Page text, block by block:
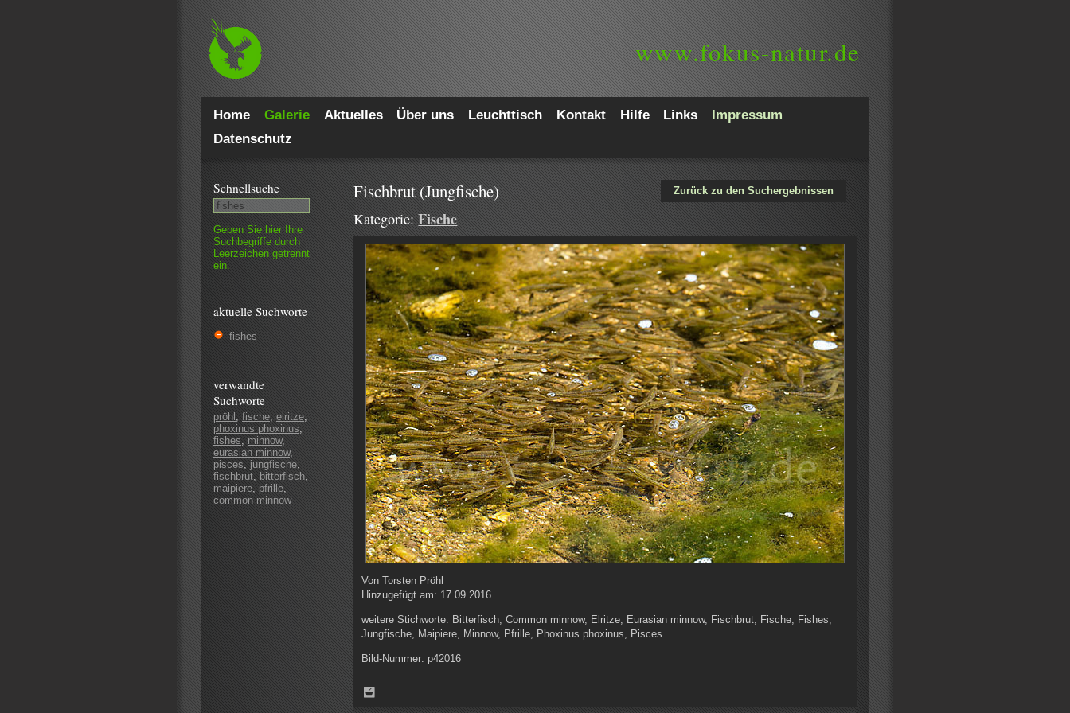
www.fokus-natur.de
Home Galerie Aktuelles Über uns Leuchttisch Kontakt Hilfe Links
Impressum
Datenschutz
Schnell­suche
Geben Sie hier Ihre
Such­begriffe durch
Leer­zeichen getrennt
ein.
aktuelle Suchworte
fishes
verwandte
Suchworte
pröhl , fische, elritze,
phoxinus phoxinus,
fishes, minnow,
eurasian minnow,
pisces, jungfische,
fischbrut, bitterfisch,
maipiere, pfrille,
common minnow
Zurück zu den Suchergebnissen
Fischbrut (Jungfische)
Kategorie:Fische
VonTorsten Pröhl
Hinzugefügt am: 17.09.2016
weitere Stichworte: Bitterfisch, Common minnow, Elritze, Eurasian minnow, Fischbrut, Fische, Fishes,
Jungfische, Maipiere, Minnow, Pfrille, Phoxinus phoxinus, Pisces
Bild-Nummer: p42016